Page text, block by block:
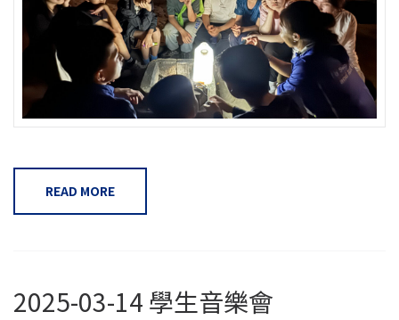
READ MORE
2025-03-14 學生音樂會